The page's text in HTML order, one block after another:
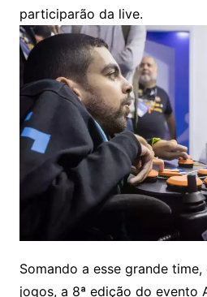
participarão da live.
Somando a esse grande
jogos, a 8ª edição do evento